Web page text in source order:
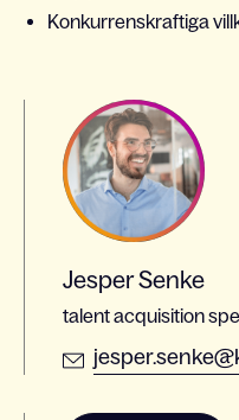
Konkurrenskraftiga
Jesper Senke
talent acquisition